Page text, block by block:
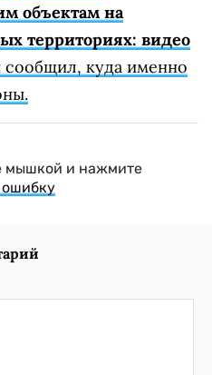
объектам на
территориях: видео
сообщил, куда именно
мышкой и нажмите
ошибку